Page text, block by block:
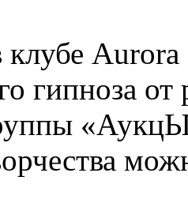
клубе
гипноза от